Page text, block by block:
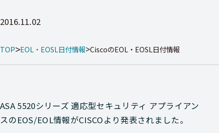
2016.11.02
TOP EOL・EOSL日付情報 CiscoのEOL・EOSL日付情報
ASA 5520シリーズ 適応型セキュリティ アプライアン
スのEOS/EOL情報がCISCOより発表されました。